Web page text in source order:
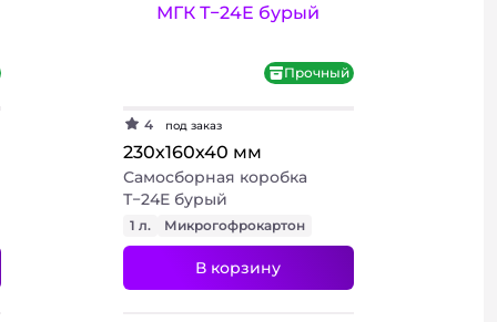
Подробнее
Прочный
4 под заказ
230х160х40 мм
Самосборная коробка
Т−24E бурый
1 л. Микрогофрокартон
В корзину